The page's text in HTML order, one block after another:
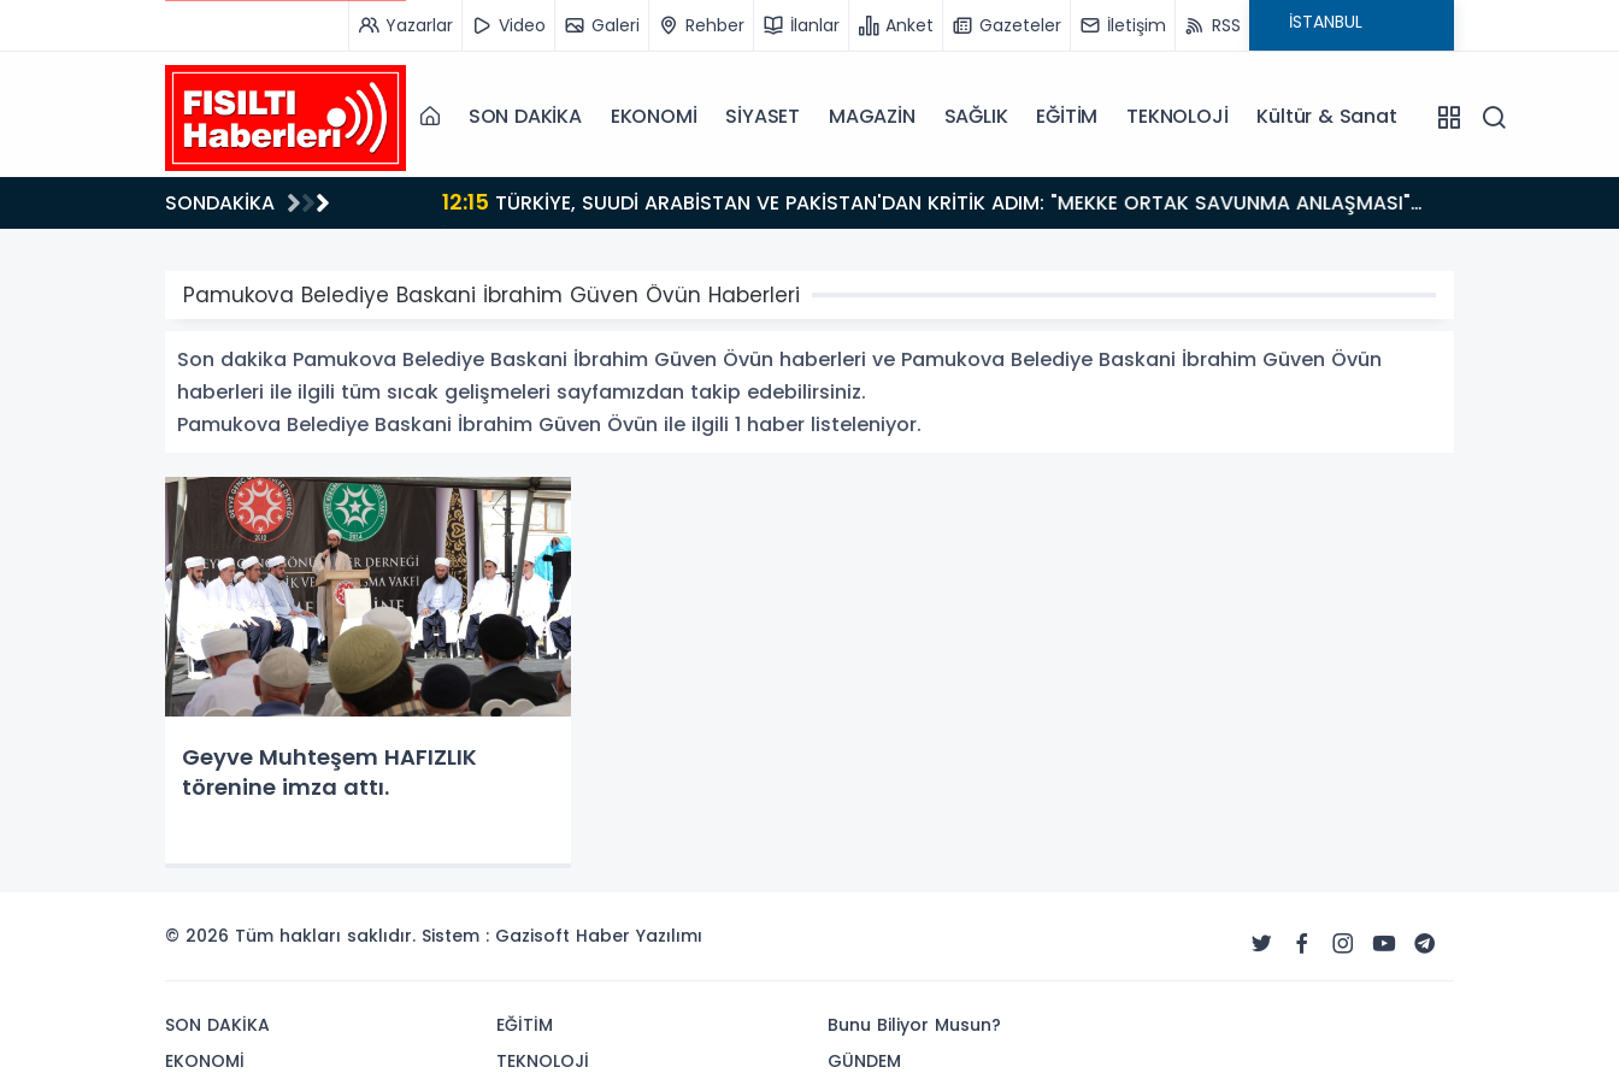
Yazarlar Video Galeri Rehber İlanlar Anket Gazeteler İletişim RSS
SON DAKİKA EKONOMİ SİYASET MAGAZİN SAĞLIK EĞİTİM TEKNOLOJİ Kültür & Sanat
SONDAKİKA
TÜRKİYE, SUUDİ ARABİSTAN VE PAKİSTAN'DAN KRİTİK ADIM: "MEKKE ORTAK SAVUNMA ANLAŞMASI"
İMZALANDI!
Uyanacağız"
Pamukova Belediye Baskani İbrahim Güven Övün Haberleri
Son dakika Pamukova Belediye Baskani İbrahim Güven Övün haberleri ve Pamukova Belediye Baskani İbrahim Güven Övün
haberleri ile ilgili tüm sıcak gelişmeleri sayfamızdan takip edebilirsiniz.
Pamukova Belediye Baskani İbrahim Güven Övün ile ilgili 1 haber listeleniyor.
Geyve Muhteşem HAFIZLIK
törenine imza attı.
© 2026 Tüm hakları saklıdır. Sistem : Gazisoft Haber Yazılımı
SON DAKİKA
EKONOMİ
EĞİTİM
TEKNOLOJİ
Bunu Biliyor Musun?
GÜNDEM